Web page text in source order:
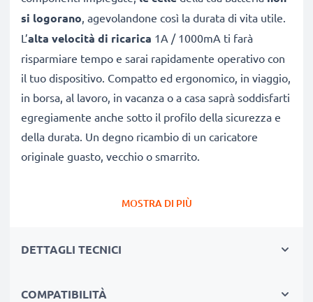
si logorano, agevolandone così la durata di vita utile.
L’alta velocità di ricarica 1A / 1000mA ti farà
risparmiare tempo e sarai rapidamente operativo con
il tuo dispositivo. Compatto ed ergonomico, in viaggio,
in borsa, al lavoro, in vacanza o a casa saprà soddisfarti
egregiamente anche sotto il profilo della sicurezza e
della durata. Un degno ricambio di un caricatore
originale guasto, vecchio o smarrito.
un caricatore che fa bene
ricaricare
leggero, che non scalda né ingombra
MOSTRA DI PIÙ
DETTAGLI TECNICI
COMPATIBILITÀ